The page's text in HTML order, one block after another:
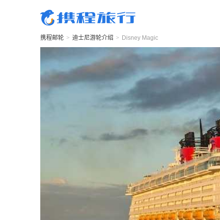
携程邮轮 > 迪士尼游轮介绍 > Disney Magic